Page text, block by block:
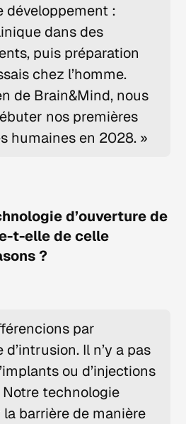
développement :
dans des
puis préparation
chez l’homme.
de Brain&Mind, nous
nos premières
humaines en 2028. »
d’ouverture de
t-elle de celle
?
par
Il n’y a pas
ou d’injections
technologie
la barrière de manière